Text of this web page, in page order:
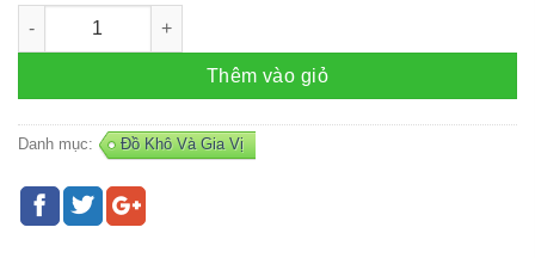
Hủ tiếu Sadec (100gr) số lượng
Thêm vào giỏ
Danh mục: Đồ Khô Và Gia Vị